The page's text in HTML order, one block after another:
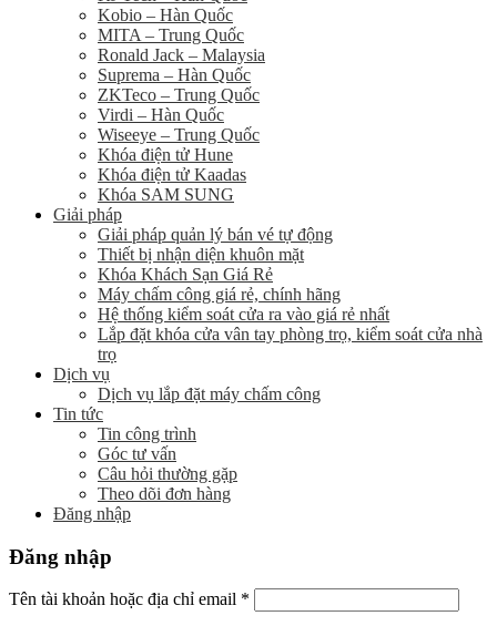
Kobio – Hàn Quốc
MITA – Trung Quốc
Ronald Jack – Malaysia
Suprema – Hàn Quốc
ZKTeco – Trung Quốc
Virdi – Hàn Quốc
Wiseeye – Trung Quốc
Khóa điện tử Hune
Khóa điện tử Kaadas
Khóa SAM SUNG
Giải pháp
Giải pháp quản lý bán vé tự động
Thiết bị nhận diện khuôn mặt
Khóa Khách Sạn Giá Rẻ
Máy chấm công giá rẻ, chính hãng
Hệ thống kiểm soát cửa ra vào giá rẻ nhất
Lắp đặt khóa cửa vân tay phòng trọ, kiểm soát cửa nhà
trọ
Dịch vụ
Dịch vụ lắp đặt máy chấm công
Tin tức
Tin công trình
Góc tư vấn
Câu hỏi thường gặp
Theo dõi đơn hàng
Đăng nhập
Đăng nhập
Tên tài khoản hoặc địa chỉ email *